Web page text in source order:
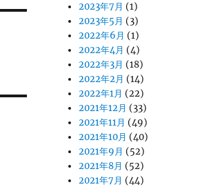
2023年7月 (1)
2023年5月 (3)
2022年6月 (1)
2022年4月 (4)
2022年3月 (18)
2022年2月 (14)
2022年1月 (22)
2021年12月 (33)
2021年11月 (49)
2021年10月 (40)
2021年9月 (52)
2021年8月 (52)
2021年7月 (44)